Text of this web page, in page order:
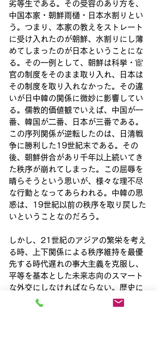
劣等生である。その受容のあり方を、
中国本家・朝鮮雨樋・日本水割りとい
う。つまり、本家の教えをストレート
に受け入れたのが朝鮮、水割りにし薄
めてしまったのが日本ということにな
る。その一例として、朝鮮は科挙・宦
官の制度をそのまま取り入れ、日本は
その制度を取り入れなかった。その違
いが日中韓の関係に微妙に影響してい
る。儒教的価値観でいえば、中国が一
番、韓国が二番、日本が三番である。
この序列関係が逆転したのは、日清戦
争に勝利した19世紀末である。その
後、朝鮮併合があり千年以上続いてき
た秩序が崩れてしまった。この屈辱を
晴らそうという思いが、様々な理不尽
な行動となってあらわれる。中韓の思
惑は、19世紀以前の秩序を取り戻した
いということなのだろう。
しかし、21世紀のアジアの繁栄を考え
る時、上下関係による秩序維持を最優
先する時代遅れの事大主義を克服し、
平等を基本とした未来志向のスマート
な外交にしなければならない。歴史に
こだわり過ぎれば、歴史は前に進まな